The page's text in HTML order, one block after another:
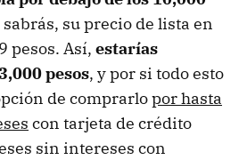
sabrás, su precio de lista en
pesos. Así, estarías
pesos, y por si todo esto
de comprarlopor hasta
con tarjeta de crédito
sin intereses con